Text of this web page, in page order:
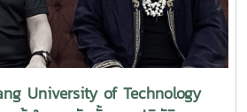
ภาคม -? 18 มิถุนายน 2569 ณ คณะ
ม่โจ้ จังหวัดเชียงใหม่ ทั้งนี้ ภายหลัง
ยมความพร้อมฯ ผู้รับทุนจะเข้าศึกษาต่อ
บุคคลต่อไป
University of Technology